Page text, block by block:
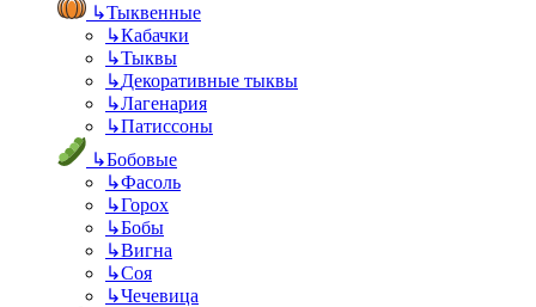
↳Тыквенные
↳Кабачки
↳Тыквы
↳Декоративные тыквы
↳Лагенария
↳Патиссоны
↳Бобовые
↳Фасоль
↳Горох
↳Бобы
↳Вигна
↳Соя
↳Чечевица